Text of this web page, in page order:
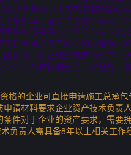
度120米及以下的构筑物3建筑
承担单项建安合同额不超过
足申请条件企业需具有独立
程项目的施工能力和质量保
护公共利益和建筑市场秩序
企业资质标准分为三部分施工
的企业可直接申请施工总承
请材料要求企业资产技术负
件对于企业的资产要求，需
负责人需具备8年以上相关工